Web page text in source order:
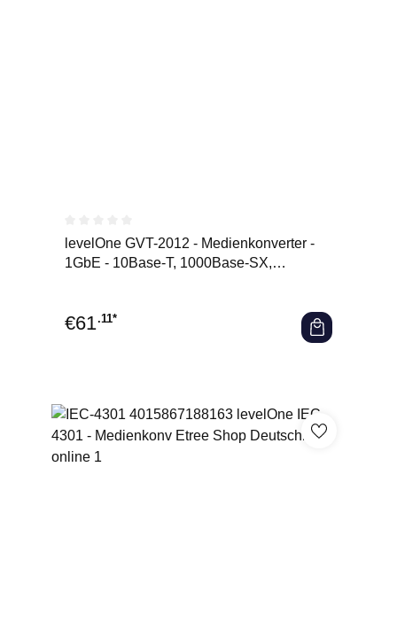
Durchschnittliche Bewertung von 0 von 5 Sternen
levelOne GVT-2012 - Medienkonverter -
1GbE - 10Base-T, 1000Base-SX,
€61.11*